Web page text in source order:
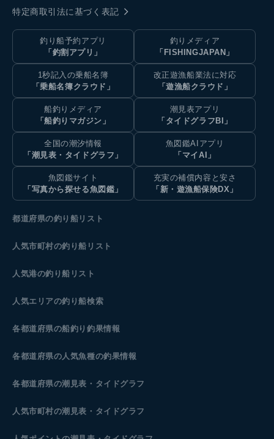
特定商取引法に基づく表記
釣り船予約アプリ
「釣割アプリ」
釣りメディア
「FISHINGJAPAN」
1秒記入の乗船名簿
「乗船名簿クラウド」
改正遊漁船業法に対応
「遊漁船クラウド」
船釣りメディア
「船釣りマガジン」
潮見表アプリ
「タイドグラフBI」
全国の潮汐情報
「潮見表・タイドグラフ」
魚図鑑AIアプリ
「マイAI」
魚図鑑サイト
「写真から探せる魚図鑑」
充実の補償内容と安さ
「新・遊漁船保険DX」
都道府県の釣り船リスト
人気市町村の釣り船リスト
人気港の釣り船リスト
人気エリアの釣り船検索
各都道府県の船釣り釣果情報
各都道府県の人気魚種の釣果情報
各都道府県の潮見表 ・タイドグラフ
人気市町村の潮見表・タイドグラフ